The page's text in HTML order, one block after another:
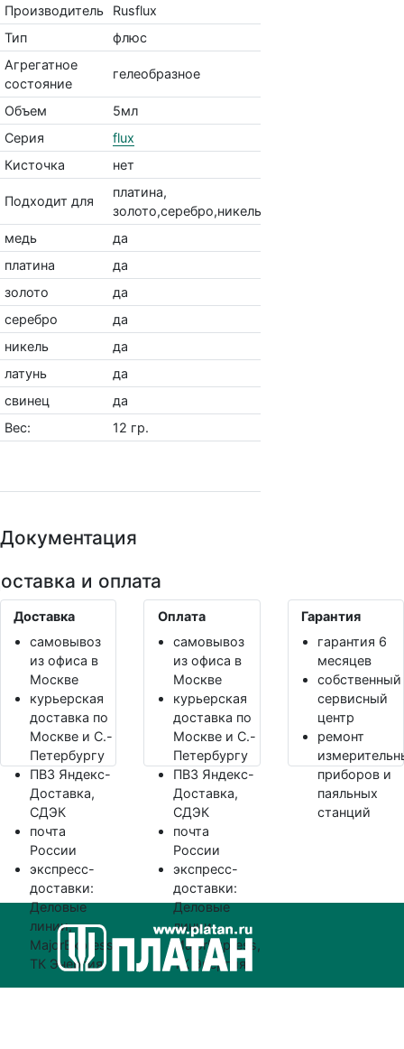
Производитель
Rusflux
Тип
флюс
Агрегатное
состояние
гелеобразное
Объем
5мл
Серия
flux
Кисточка
нет
Подходит для
платина,
золото,серебро,никель,латунь,свинец,медь
медь
да
платина
да
золото
да
серебро
да
никель
да
латунь
да
свинец
да
Вес:
12 гр.
Документация
и оплата
Доставка
самовывоз
из офиса в
Москве
курьерская
доставка по
Москве и С.-
Петербургу
ПВЗ Яндекс-
Доставка,
СДЭК
почта
России
экспресс-
доставки:
Деловые
линии,
MajorExpress,
ТК Энергия
Оплата
самовывоз
из офиса в
Москве
курьерская
доставка по
Москве и С.-
Петербургу
ПВЗ Яндекс-
Доставка,
СДЭК
почта
России
экспресс-
доставки:
Деловые
линии,
MajorExpress,
ТК Энергия
Гарантия
гарантия 6
месяцев
собственный
сервисный
центр
ремонт
приборов и
паяльных
станций